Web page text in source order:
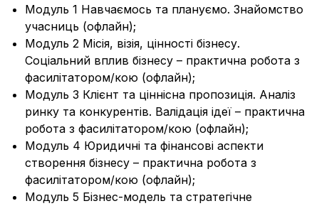
Модуль 1 Навчаємось та плануємо. Знайомство
учасниць (офлайн);
Модуль 2 Місія, візія, цінності бізнесу.
Соціальний вплив бізнесу – практична робота з
фасилітатором/кою (офлайн);
Модуль 3 Клієнт та ціннісна пропозиція. Аналіз
ринку та конкурентів. Валідація ідеї – практична
робота з фасилітатором/кою (офлайн);
Модуль 4 Юридичні та фінансові аспекти
створення бізнесу – практична робота з
фасилітатором/кою (офлайн);
Модуль 5 Бізнес-модель та стратегічне